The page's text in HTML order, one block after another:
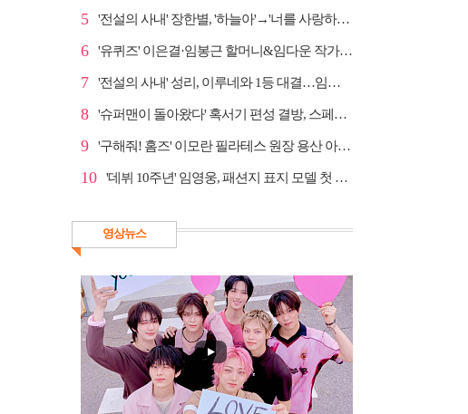
5 '전설의 사내' 장한별, '하늘아'→'너를 사랑하고도' 명...
6 '유퀴즈' 이은결·임봉근 할머니&임다운 작가·이승철, '...
7 '전설의 사내' 성리, 이루네와 1등 대결…임영웅 '보금...
8 '슈퍼맨이 돌아왔다' 혹서기 편성 결방, 스페셜 방송
9 '구해줘! 홈즈' 이모란 필라테스 원장 용산 아파트 방...
10 '데뷔 10주년' 임영웅, 패션지 표지 모델 첫 도전
영상뉴스